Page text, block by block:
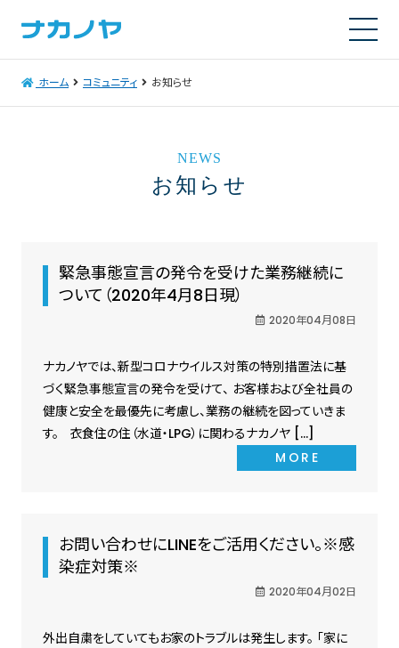
ホーム コミュニティ お知らせ
NEWS
お知らせ
緊急事態宣言の発令を受けた業務継続に
ついて（2020年4月8日現）
2020年04月08日
ナカノヤでは、新型コロナウイルス対策の特別措置法に基
づく緊急事態宣言の発令を受けて、 お客様および全社員の
健康と安全を最優先に考慮し、業務の継続を図っていきま
す。 衣食住の住（水道・LPG）に関わるナカノヤ […]
MORE
お問い合わせにLINEをご活用ください。※感
染症対策※
2020年04月02日
外出自粛をしていてもお家のトラブルは発生します。 「家に